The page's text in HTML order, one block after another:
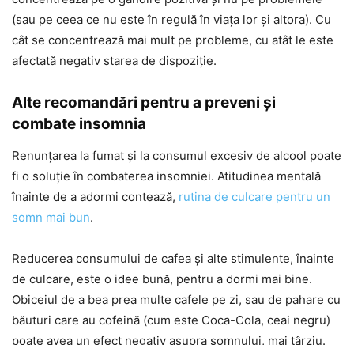
(sau pe ceea ce nu este în regulă în viața lor și altora). Cu
cât se concentrează mai mult pe probleme, cu atât le este
afectată negativ starea de dispoziție.
Alte recomandări pentru a preveni și
combate insomnia
Renunțarea la fumat și la consumul excesiv de alcool poate
fi o soluție în combaterea insomniei. Atitudinea mentală
înainte de a adormi contează, rutina de culcare pentru un
somn mai bun.
Reducerea consumului de cafea și alte stimulente, înainte
de culcare, este o idee bună, pentru a dormi mai bine.
Obiceiul de a bea prea multe cafele pe zi, sau de pahare cu
băuturi care au cofeină (cum este Coca-Cola, ceai negru)
poate avea un efect negativ asupra somnului, mai târziu.